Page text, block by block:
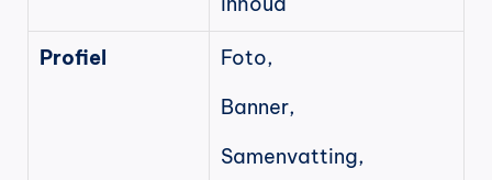
Profiel
Foto,
Banner,
Samenvatting,